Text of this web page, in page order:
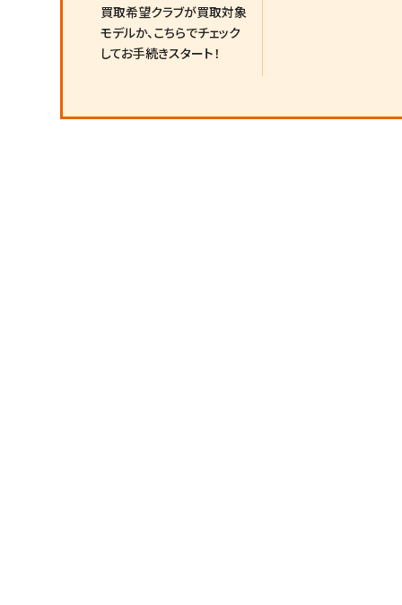
買取希望クラブが買取対象
モデルか、 こちらでチェック
してお手続きスタート！